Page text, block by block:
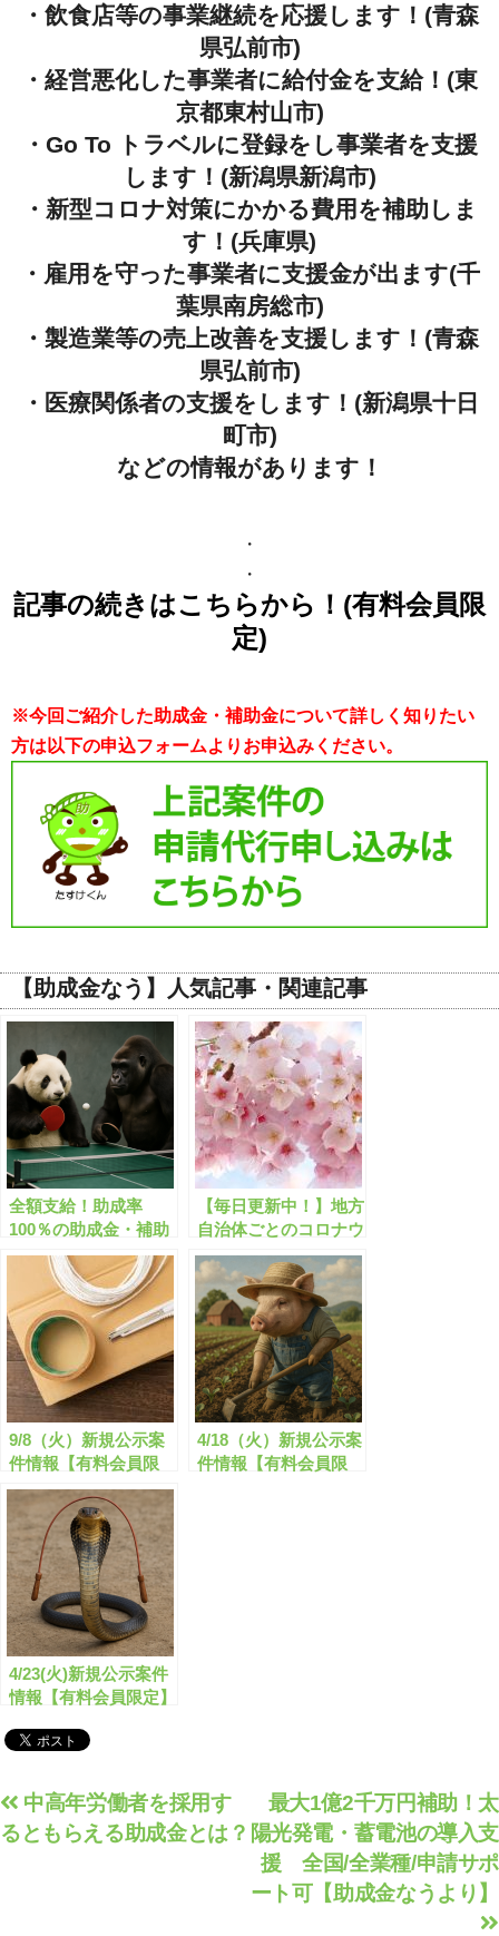
・飲食店等の事業継続を応援します！(青森
県弘前市)
・経営悪化した事業者に給付金を支給！(東
京都東村山市)
・Go To トラベルに登録をし事業者を支援
します！(新潟県新潟市)
・新型コロナ対策にかかる費用を補助しま
す！(兵庫県)
・雇用を守った事業者に支援金が出ます(千
葉県南房総市)
・製造業等の売上改善を支援します！(青森
県弘前市)
・医療関係者の支援をします！(新潟県十日
町市)
などの情報があります！
・
・
記事の続きはこちらから！(有料会員限
定)
※今回ご紹介した助成金・補助金について詳しく知りたい
方は以下の申込フォームよりお申込みください。
【助成金なう】人気記事・関連記事
全額支給！助成率
100％の助成金・補助
金 10月末締切りま
とめ 2020年9月【有
料会員限定】
【毎日更新中！】地方
自治体ごとのコロナウ
イルスに関する助成金
速報!!【有料会員限
定】
9/8（火）新規公示案
件情報【有料会員限
定】
4/18（火）新規公示案
件情報【有料会員限
4/23(火)新規公示案件
情報【有料会員限定】
投
稿
最大1億2千万円補助！太
陽光発電・蓄電池の導入支
援 全国/全業種/申請サポ
ート可【助成金なうより】
中高年労働者を採用す
るともらえる助成金とは？